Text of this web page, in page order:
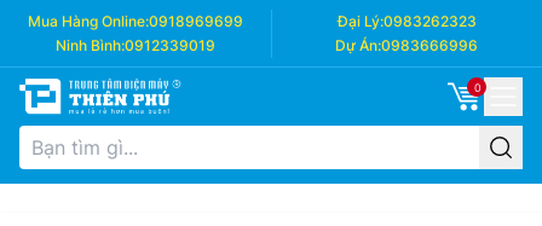
Mua Hàng Online:0918969699 Đại Lý:0983262323
Ninh Bình:0912339019 Dự Án:0983666996
0